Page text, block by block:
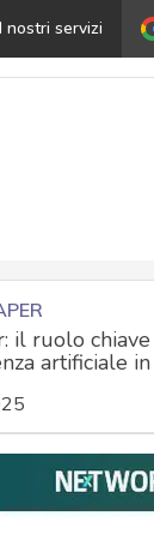
I nostri servizi
e
il ruolo
artificiale